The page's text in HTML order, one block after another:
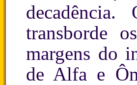
transborde
margens do
de Alfa e